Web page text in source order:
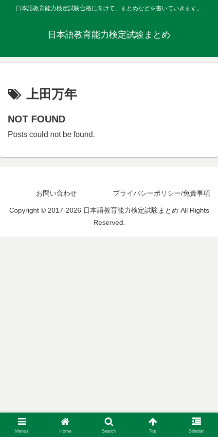
日本語教育能力検定試験合格に向けて、まとめなどを書いていきます。
日本語教育能力検定試験まとめ
上田万年
NOT FOUND
Posts could not be found.
お問い合わせ プライバシーポリシー/免責事項
Copyright © 2017-2026 日本語教育能力検定試験まとめ All Rights
Reserved.
Menus Home Search Top Sidebar